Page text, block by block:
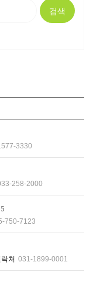
검색
3330
258-2000
750-7123
처 031-1899-0001